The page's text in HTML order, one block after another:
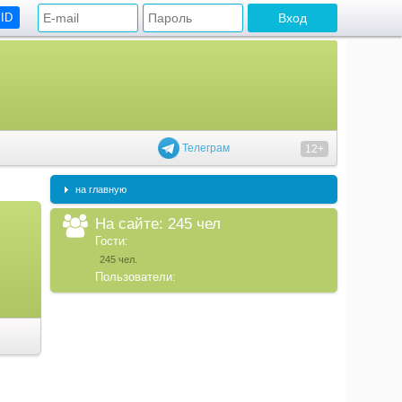
Телеграм 12+
на главную
На сайте: 245 чел
Гости:
245 чел.
Пользователи: